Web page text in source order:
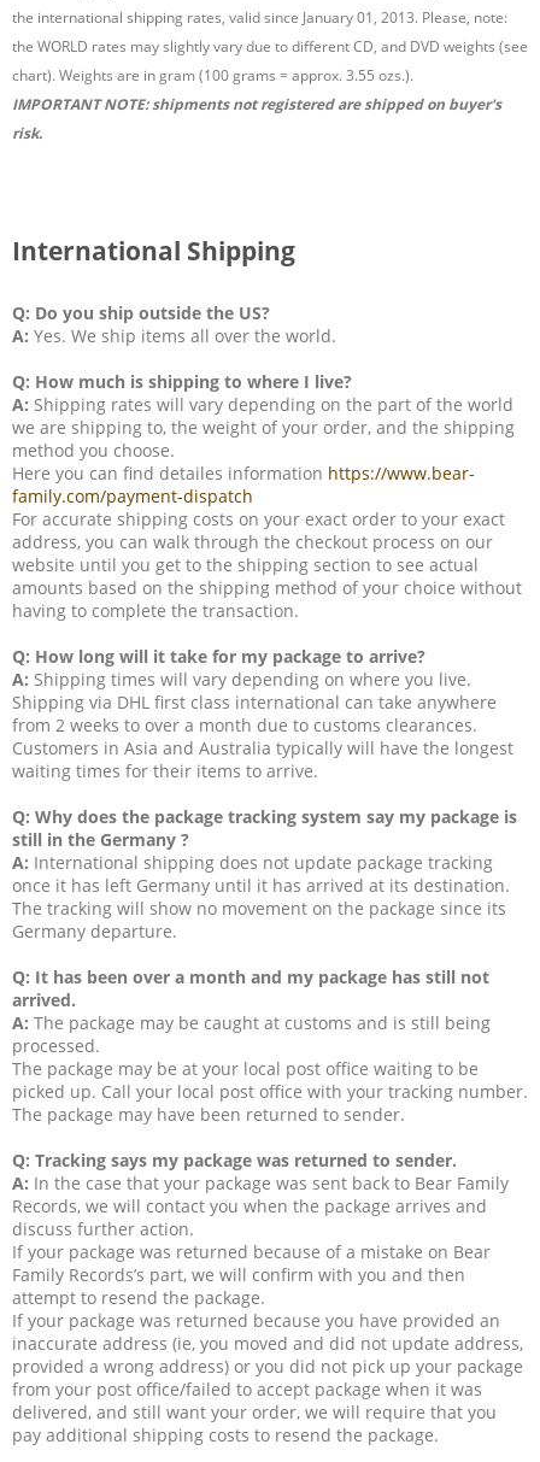
the international shipping rates, valid since January 01, 2013. Please, note:
the WORLD rates may slightly vary due to different CD, and DVD weights (see
chart). Weights are in gram (100 grams = approx. 3.55 ozs.).
IMPORTANT NOTE: shipments not registered are shipped on buyer's
risk.
International Shipping
Q: Do you ship outside the US?
A: Yes. We ship items all over the world.
Q: How much is shipping to where I live?
A: Shipping rates will vary depending on the part of the world
we are shipping to, the weight of your order, and the shipping
method you choose.
Here you can find detailes information https://www.bear-
family.com/payment-dispatch
For accurate shipping costs on your exact order to your exact
address, you can walk through the checkout process on our
website until you get to the shipping section to see actual
amounts based on the shipping method of your choice without
having to complete the transaction.
Q: How long will it take for my package to arrive?
A: Shipping times will vary depending on where you live.
Shipping via DHL first class international can take anywhere
from 2 weeks to over a month due to customs clearances.
Customers in Asia and Australia typically will have the longest
waiting times for their items to arrive.
Q: Why does the package tracking system say my package is
still in the Germany ?
A: International shipping does not update package tracking
once it has left Germany until it has arrived at its destination.
The tracking will show no movement on the package since its
Germany departure.
Q: It has been over a month and my package has still not
arrived.
A: The package may be caught at customs and is still being
processed.
The package may be at your local post office waiting to be
picked up. Call your local post office with your tracking number.
The package may have been returned to sender.
Q: Tracking says my package was returned to sender.
A: In the case that your package was sent back to Bear Family
Records, we will contact you when the package arrives and
discuss further action.
If your package was returned because of a mistake on Bear
Family Records’s part, we will confirm with you and then
attempt to resend the package.
If your package was returned because you have provided an
inaccurate address (ie, you moved and did not update address,
provided a wrong address) or you did not pick up your package
from your post office/failed to accept package when it was
delivered, and still want your order, we will require that you
pay additional shipping costs to resend the package.